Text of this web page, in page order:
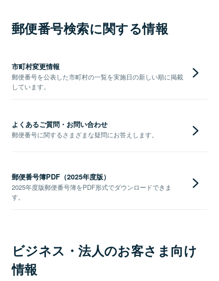
郵便番号検索に関する情報
市町村変更情報
郵便番号を公表した市町村の一覧を実施日の新しい順に掲載
しています。
よくあるご質問・お問い合わせ
郵便番号に関するさまざまな疑問にお答えします。
郵便番号簿PDF（2025年度版）
2025年度版郵便番号簿をPDF形式でダウンロードできま
す。
ビジネス・法人のお客さま向け
情報